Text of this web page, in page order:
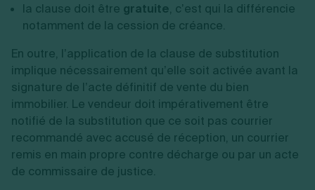
la clause doit être gratuite, c’est qui la différencie
notamment de la cession de créance.
En outre, l’application de la clause de substitution
implique nécessairement qu’elle soit activée avant la
signature de l’acte définitif de vente du bien
immobilier. Le vendeur doit impérativement être
notifié de la substitution que ce soit pas courrier
recommandé avec accusé de réception, un courrier
remis en main propre contre décharge ou par un acte
de commissaire de justice.